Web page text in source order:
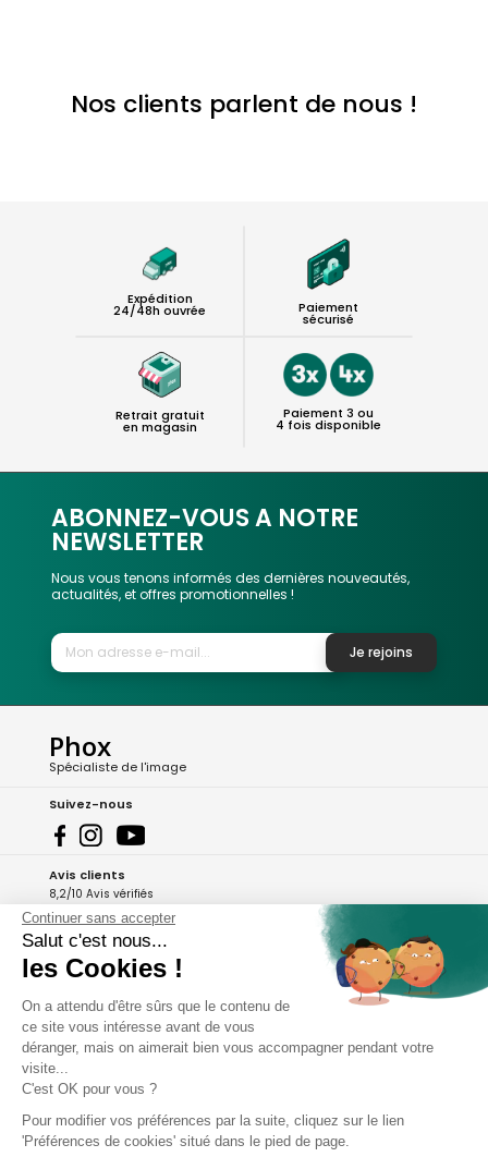
Nos clients parlent de nous !
Expédition
24/48h ouvrée Paiement
sécurisé
Retrait gratuit
en magasin
Paiement 3 ou
4 fois disponible
ABONNEZ-VOUS A NOTRE
NEWSLETTER
Nous vous tenons informés des dernières nouveautés,
actualités, et offres promotionnelles !
Je rejoins
Phox
Spécialiste de l'image
Suivez-nous
Avis clients
8,2/10 Avis vérifiés
L'Appli Phox
A propos de Phox
Services et garanties
Continuer sans accepter
Salut c'est nous...
les Cookies !
On a attendu d'être sûrs que le contenu de
ce site vous intéresse avant de vous
déranger, mais on aimerait bien vous accompagner pendant votre
visite...
C'est OK pour vous ?
Pour modifier vos préférences par la suite, cliquez sur le lien
'Préférences de cookies' situé dans le pied de page.